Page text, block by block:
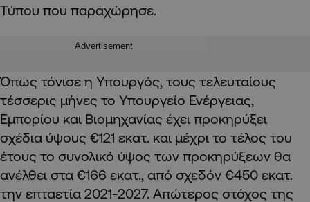
Τύπου που παραχώρησε.
Advertisement
Όπως τόνισε η Υπουργός, τους τελευταίους
τέσσερις μήνες το Υπουργείο Ενέργειας,
Εμπορίου και Βιομηχανίας έχει προκηρύξει
σχέδια ύψους €121 εκατ. και μέχρι το τέλος του
έτους το συνολικό ύψος των προκηρύξεων θα
ανέλθει στα €166 εκατ., από σχεδόν €450 εκατ.
την επταετία 2021-2027. Απώτερος στόχος της